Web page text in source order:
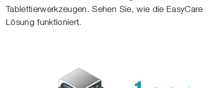
Tablettierwerkzeugen. Sehen Sie, wie die EasyCare
Lösung funktioniert.